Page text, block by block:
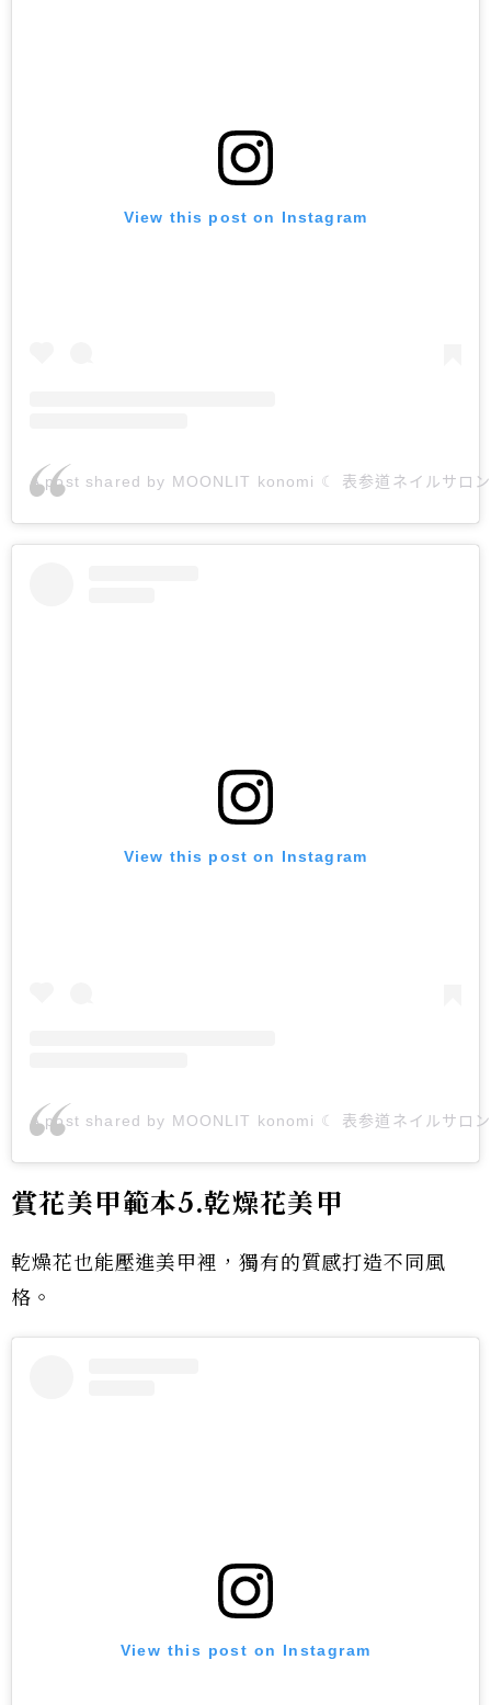
View this post on Instagram
A post shared by MOONLIT konomi ☾ 表参道ネイルサロ
View this post on Instagram
A post shared by MOONLIT konomi ☾ 表参道ネイルサロ
賞花美甲範本5.乾燥花美甲
乾燥花也能壓進美甲裡，獨有的質感打造不同風
格。
View this post on Instagram